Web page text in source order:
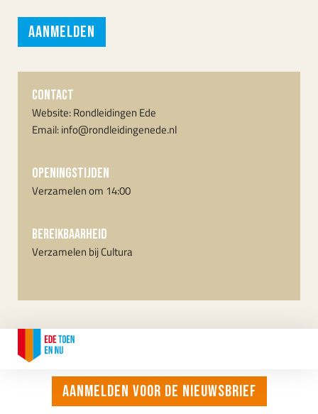
Aanmelden
CONTACT
Website: Rondleidingen Ede
Email: info@rondleidingenede.nl
OPENINGSTIJDEN
Verzamelen om 14:00
Bereikbaarheid
Verzamelen bij Cultura
Aanmelden voor de nieuwsbrief